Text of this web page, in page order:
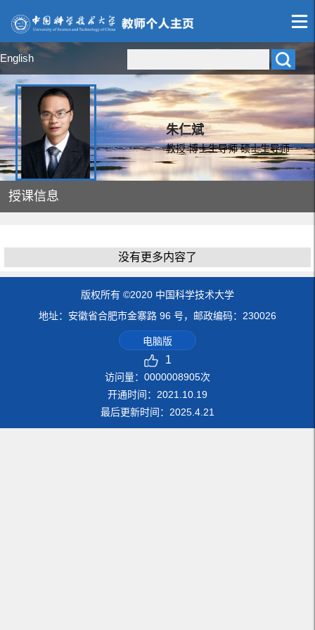
English
朱仁斌
教授 博士生导师 硕士生导师
授课信息
没有更多内容了
版权所有 ©2020 中国科学技术大学
地址：安徽省合肥市金寨路 96 号，邮政编码：230026
电脑版
1
访问量： 0000008905次
开通时间： 2021 10 19
最后更新时间： 2025 4 21